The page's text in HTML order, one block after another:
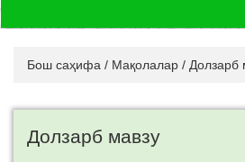
Бош саҳифа / Мақолалар / Долзарб
Долзарб мавзу